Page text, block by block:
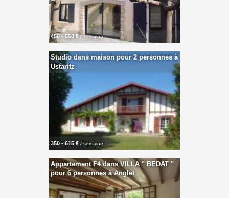
450 - 550 €/ semaine
Studio dans maison pour 2 personnes à
Ustaritz
350 - 615 € / semaine
Appartement F4 dans VILLA " BEDAT "
pour 6 personnes à Anglet